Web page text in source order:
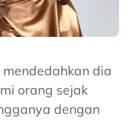
dia
orang sejak
dengan